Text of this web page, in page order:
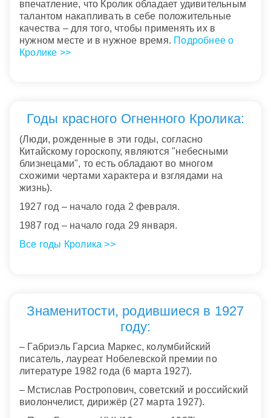
впечатление, что Кролик обладает удивительным
талантом накапливать в себе положительные
качества – для того, чтобы применять их в
нужном месте и в нужное время. Подробнее о
Кролике >>
Годы красного Огненного Кролика:
(Люди, рожденные в эти годы, согласно
Китайскому гороскопу, являются "небесными
близнецами", то есть обладают во многом
схожими чертами характера и взглядами на
жизнь).
1927 год – начало года 2 февраля.
1987 год – начало года 29 января.
Все годы Кролика >>
Знаменитости, родившиеся в 1927
году:
– Габриэль Гарсиа Маркес, колумбийский
писатель, лауреат Нобелевской премии по
литературе 1982 года (6 марта 1927).
– Мстислав Ростропович, советский и российский
виолончелист, дирижёр (27 марта 1927).